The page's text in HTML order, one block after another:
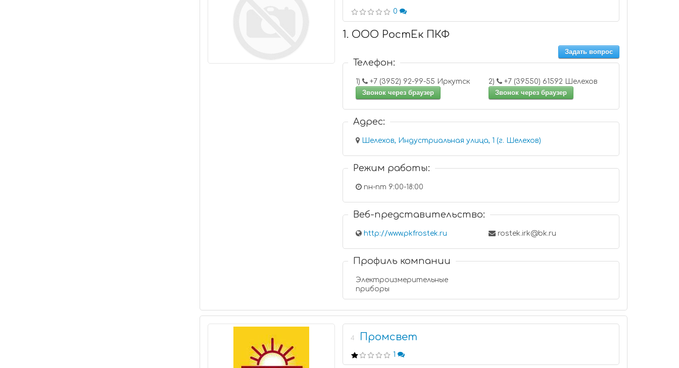
0
1. ООО РостЕк ПКФ
Задать вопрос
Телефон:
1)
+7 (3952) 92-99-55 Иркутск
Звонок через браузер
2)
+7 (39550) 61592 Шелехов
Звонок через браузер
Адрес:
Шелехов, Индустриальная улица, 1 (г. Шелехов)
Режим работы:
пн-пт 9:00-18:00
Веб-представительство:
http://www.pkfrostek.ru rostek.irk@bk.ru
Профиль компании
Электроизмерительные
приборы
4 Промсвет
1